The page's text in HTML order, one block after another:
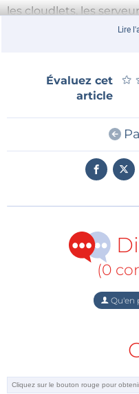
les cloudlets, les
n’importe quel serveur
Lire
Évaluez cet
article
★
★
(0
Qu'en